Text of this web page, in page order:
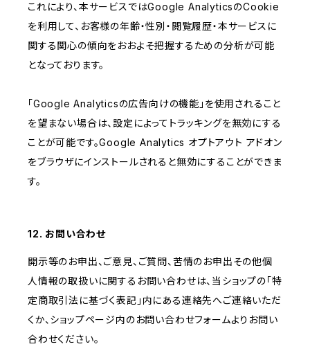
これにより、本サービスではGoogle AnalyticsのCookie
を利用して、お客様の年齢・性別・閲覧履歴・本サービスに
関する関心の傾向をおおよそ把握するための分析が可能
となっております。
「Google Analyticsの広告向けの機能」を使用されること
を望まない場合は、設定によってトラッキングを無効にする
ことが可能です。Google Analytics オプトアウト アドオン
をブラウザにインストールされると無効にすることができま
す。
12. お問い合わせ
開示等のお申出、ご意見、ご質問、苦情のお申出その他個
人情報の取扱いに関するお問い合わせは、当ショップの「特
定商取引法に基づく表記」内にある連絡先へご連絡いただ
くか、ショップページ内のお問い合わせフォームよりお問い
合わせください。